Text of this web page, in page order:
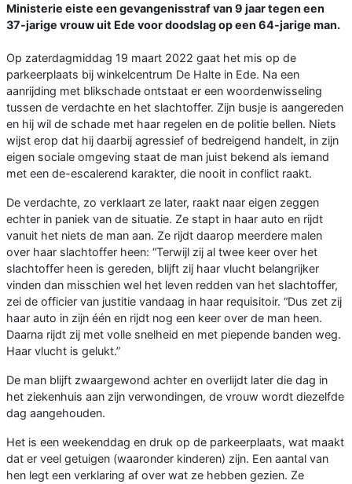
Ministerie eiste een gevangenisstraf van 9 jaar tegen een
37-jarige vrouw uit Ede voor doodslag op een 64-jarige man.
Op zaterdagmiddag 19 maart 2022 gaat het mis op de
parkeerplaats bij winkelcentrum De Halte in Ede. Na een
aanrijding met blikschade ontstaat er een woordenwisseling
tussen de verdachte en het slachtoffer. Zijn busje is aangereden
en hij wil de schade met haar regelen en de politie bellen. Niets
wijst erop dat hij daarbij agressief of bedreigend handelt, in zijn
eigen sociale omgeving staat de man juist bekend als iemand
met een de-escalerend karakter, die nooit in conflict raakt.
De verdachte, zo verklaart ze later, raakt naar eigen zeggen
echter in paniek van de situatie. Ze stapt in haar auto en rijdt
vanuit het niets de man aan. Ze rijdt daarop meerdere malen
over haar slachtoffer heen: “Terwijl zij al twee keer over het
slachtoffer heen is gereden, blijft zij haar vlucht belangrijker
vinden dan misschien wel het leven redden van het slachtoffer,
zei de officier van justitie vandaag in haar requisitoir. “Dus zet zij
haar auto in zijn één en rijdt nog een keer over de man heen.
Daarna rijdt zij met volle snelheid en met piepende banden weg.
Haar vlucht is gelukt.”
De man blijft zwaargewond achter en overlijdt later die dag in
het ziekenhuis aan zijn verwondingen, de vrouw wordt diezelfde
dag aangehouden.
Het is een weekenddag en druk op de parkeerplaats, wat maakt
dat er veel getuigen (waaronder kinderen) zijn. Een aantal van
hen legt een verklaring af over wat ze hebben gezien. Ze